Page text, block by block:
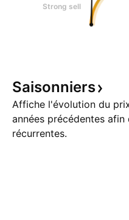
Strong sell
Saisonniers
Affiche l'évolution du
années précédentes
récurrentes.